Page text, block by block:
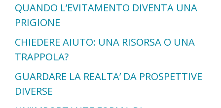
QUANDO L’EVITAMENTO DIVENTA UNA
PRIGIONE
CHIEDERE AIUTO: UNA RISORSA O UNA
TRAPPOLA?
GUARDARE LA REALTA’ DA PROSPETTIVE
DIVERSE